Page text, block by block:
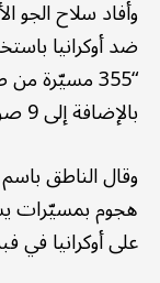
وأفاد سلاح الجو
“355 مسيّرة
بالإضافة إلى 9 صواريخ كروز– ليلة الاثنين.
وقال الناطق
هجوم بمسيّرات
على أوكرانيا في